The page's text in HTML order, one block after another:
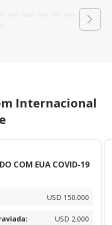
Internacional
COM EUA COVID-19
USD 150.000
: USD 2.000